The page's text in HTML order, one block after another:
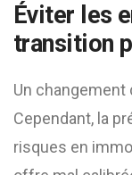
Éviter les
transition
Un changement
Cependant, la
risques en